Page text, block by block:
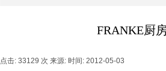
FRANKE厨
点击: 33129 次 来源: 时间: 2012-05-03